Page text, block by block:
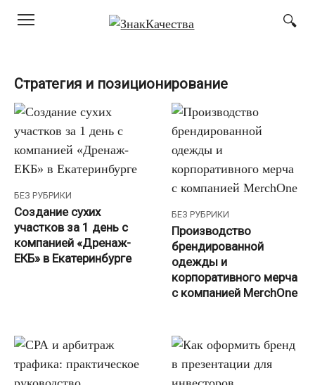
Стратегия и позиционирование
БЕЗ РУБРИКИ
Создание сухих
участков за 1 день с
компанией «Дренаж-
ЕКБ» в Екатеринбурге
БЕЗ РУБРИКИ
Производство
брендированной
одежды и
корпоративного мерча
с компанией MerchOne